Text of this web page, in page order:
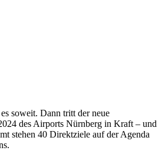
soweit. Dann tritt der neue
des Airports Nürnberg in Kraft – und
stehen 40 Direktziele auf der Agenda